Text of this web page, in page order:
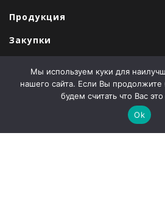
Продукция
Закупки
О компании
Мы используем куки для
нашего сайта. Если Вы продолжите
будем считать что Вас
Ok